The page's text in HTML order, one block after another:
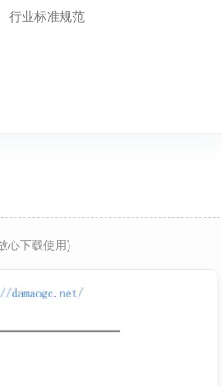
行业标准规范
心下载使用)